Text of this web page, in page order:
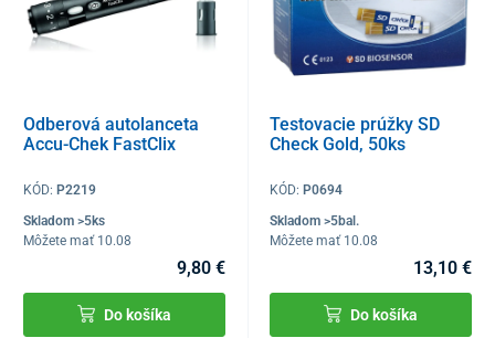
Odberová autolanceta
Accu-Chek FastClix
KÓD: P2219
Skladom >5ks
Môžete mať 10.08
9,80 €
Do košíka
Testovacie prúžky SD
Check Gold, 50ks
KÓD: P0694
Skladom >5bal.
Môžete mať 10.08
13,10 €
Do košíka